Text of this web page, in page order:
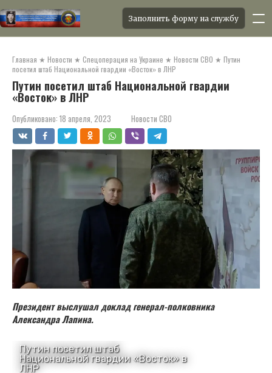
контенту
Заполнить форму на службу
Главная ★ Новости ★ Спецоперация на Украине ★ Новости СВО ★ Путин
посетил штаб Национальной гвардии «Восток» в ЛНР
Путин посетил штаб Национальной гвардии
«Восток» в ЛНР
Опубликовано: 18 апреля, 2023 Новости СВО
Президент выслушал доклад генерал-полковника
Александра Лапина.